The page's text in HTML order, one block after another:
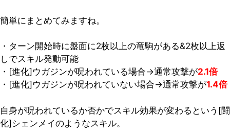
簡単にまとめてみますね。
・ターン開始時に盤面に2枚以上の竜駒がある&2枚以上返
しでスキル発動可能
・[進化]ウガジンが呪われている場合→通常攻撃が2.1倍
・[進化]ウガジンが呪われていない場合→通常攻撃が1.4倍
自身が呪われているか否かでスキル効果が変わるという[闘
化]シェンメイのようなスキル。